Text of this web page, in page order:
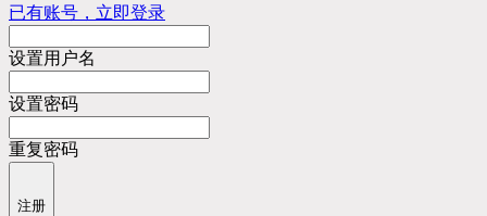
已有账号，立即登录
设置用户名
设置密码
重复密码
注册